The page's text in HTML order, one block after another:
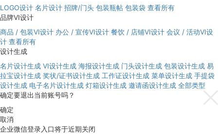
LOGO设计 名片设计 招牌/门头 包装瓶帖 包装袋 查看所有
品牌VI设计
商品 / 包装VI设计 办公 / 宣传VI设计 餐饮 / 店铺VI设计 会议 / 活动VI设
计 查看所有
设计生成
名片设计生成 VI设计生成 海报设计生成 门头设计生成 包装设计生成 易
拉宝设计生成 奖状/证书设计生成 工作证设计生成 菜单设计生成 手提袋
设计生成 电子名片设计生成 灯箱设计生成 邀请函设计生成 全部类型
确定要退出当前账号吗？
确定
取消
企业微信登录入口将于近期关闭